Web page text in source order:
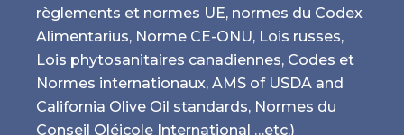
règlements et normes UE, normes du Codex
Alimentarius, Norme CE-ONU, Lois russes,
Lois phytosanitaires canadiennes, Codes et
Normes internationaux, AMS of USDA and
California Olive Oil standards, Normes du
Conseil Oléicole International …etc.)